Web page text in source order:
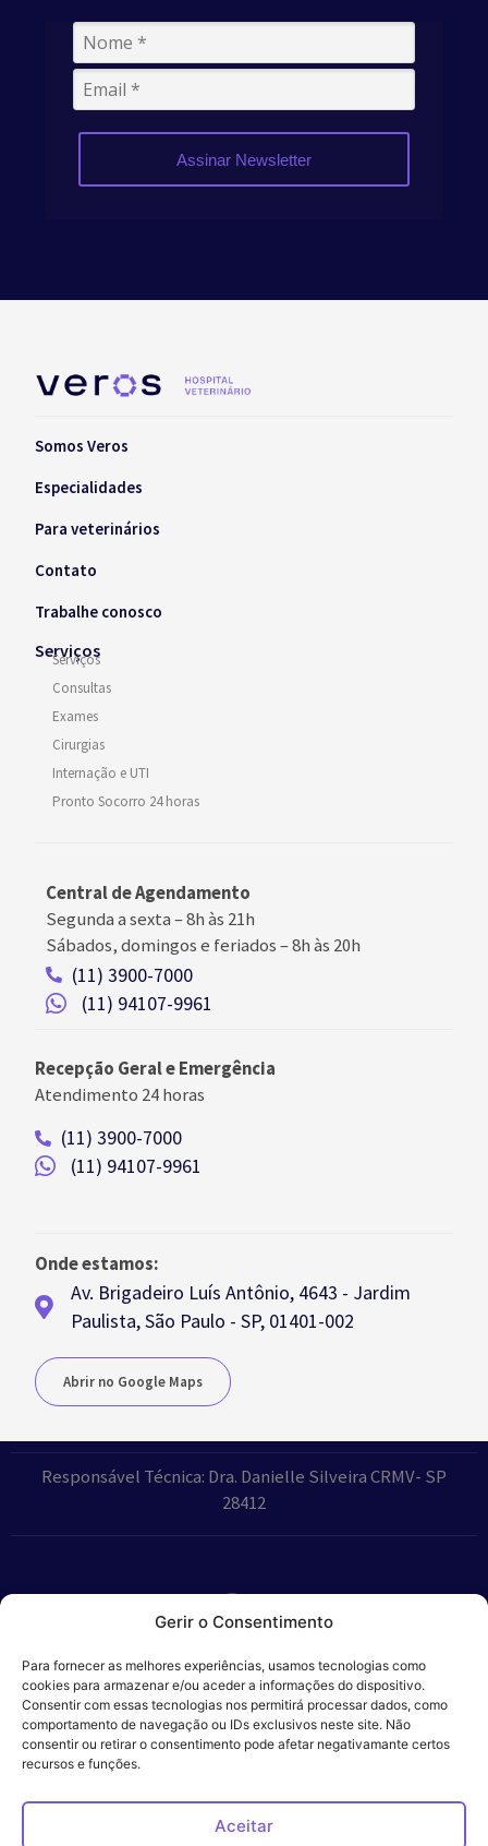
Gerir o Consentimento
Para fornecer as melhores experiências, usamos tecnologias como
cookies para armazenar e/ou aceder a informações do dispositivo.
Consentir com essas tecnologias nos permitirá processar dados, como
comportamento de navegação ou IDs exclusivos neste site. Não
consentir ou retirar o consentimento pode afetar negativamante certos
recursos e funções.
Aceitar
Assinar Newsletter
Somos Veros
Especialidades
Para veterinários
Contato
Trabalhe conosco
Serviços
Serviços
Consultas
Exames
Cirurgias
Internação e UTI
Pronto Socorro 24 horas
Central de Agendamento
Segunda a sexta –8h às 21h
Sábados, domingos e feriados–8h às 20h
(11) 3900-7000
(11) 94107-9961
Recepção Geral e Emergência
Atendimento 24 horas
(11) 3900-7000
(11) 94107-9961
Onde estamos:
Av. Brigadeiro Luís Antônio, 4643 - Jardim
Paulista, São Paulo - SP, 01401-002
Abrir no Google Maps
Responsável Técnica: Dra. Danielle Silveira CRMV- SP
28412
Parceiros:
Veros – Hospital
Ética